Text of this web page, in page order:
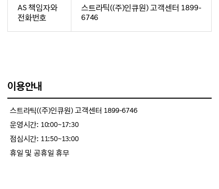
AS 책임자와
전화번호
스트라틱((주)인큐원) 고객센터 1899-
6746
이용안내
스트라틱((주)인큐원) 고객센터 1899-6746
운영시간: 10:00~17:30
점심시간: 11:50~13:00
휴일 및 공휴일 휴무